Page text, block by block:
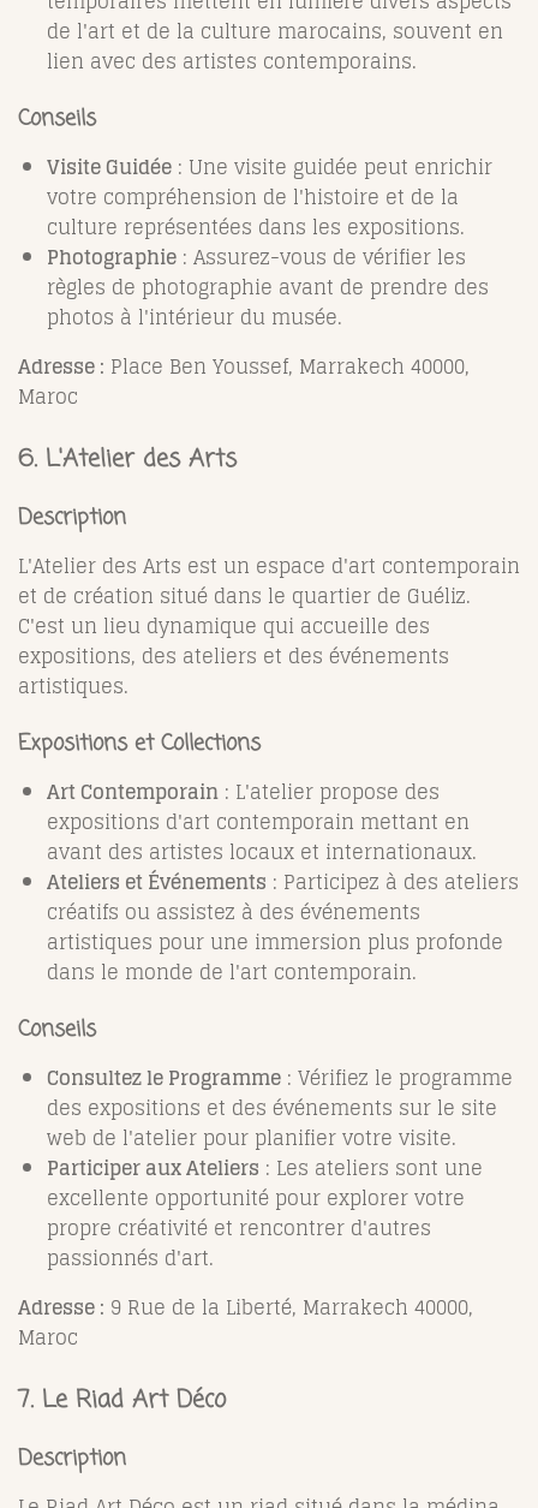
de l'art et de la culture marocains, souvent en
lien avec des artistes contemporains.
Conseils
Visite Guidée : Une visite guidée peut enrichir
votre compréhension de l'histoire et de la
culture représentées dans les expositions.
Photographie : Assurez-vous de vérifier les
règles de photographie avant de prendre des
photos à l'intérieur du musée.
Adresse : Place Ben Youssef, Marrakech 40000,
Maroc
6. L'Atelier des Arts
Description
L'Atelier des Arts est un espace d'art contemporain
et de création situé dans le quartier de Guéliz.
C'est un lieu dynamique qui accueille des
expositions, des ateliers et des événements
artistiques.
Expositions et Collections
Art Contemporain : L'atelier propose des
expositions d'art contemporain mettant en
avant des artistes locaux et internationaux.
Ateliers et Événements : Participez à des ateliers
créatifs ou assistez à des événements
artistiques pour une immersion plus profonde
dans le monde de l'art contemporain.
Conseils
Consultez le Programme : Vérifiez le programme
des expositions et des événements sur le site
web de l'atelier pour planifier votre visite.
Participer aux Ateliers : Les ateliers sont une
excellente opportunité pour explorer votre
propre créativité et rencontrer d'autres
passionnés d'art.
Adresse : 9 Rue de la Liberté, Marrakech 40000,
Maroc
7. Le Riad Art Déco
Description